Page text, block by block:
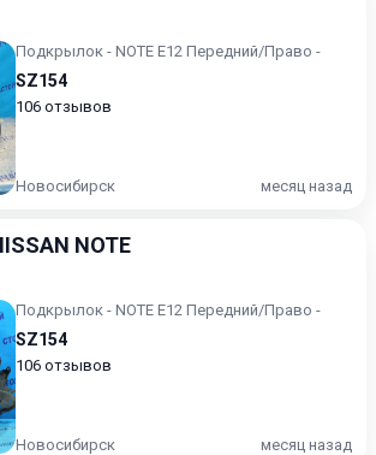
Подкрылок - NOTE E12 Передний/Право -
SZ154
106 отзывов
Новосибирск месяц назад
NOTE
Подкрылок - NOTE E12 Передний/Право -
SZ154
106 отзывов
Новосибирск месяц назад